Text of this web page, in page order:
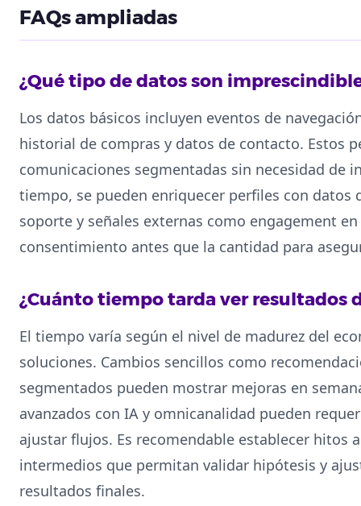
FAQs ampliadas
¿Qué tipo de datos son
Los datos básicos incluyen eventos de
historial de compras y datos de contacto. Estos
comunicaciones segmentadas sin necesidad de
tiempo, se pueden enriquecer perfiles con datos
soporte y señales externas como engagement
consentimiento antes que la cantidad para
¿Cuánto tiempo tarda ver resultados
El tiempo varía según el nivel de madurez del
soluciones. Cambios sencillos como
segmentados pueden mostrar mejoras en
avanzados con IA y omnicanalidad pueden
ajustar flujos. Es recomendable establecer hitos
intermedios que permitan validar hipótesis y
resultados finales.